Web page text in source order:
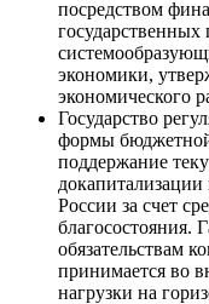
посредством
экономики,
экономического
Государство
формы
поддержание
России за счет
благосостояния.
обязательствам
принимается во
нагрузки на